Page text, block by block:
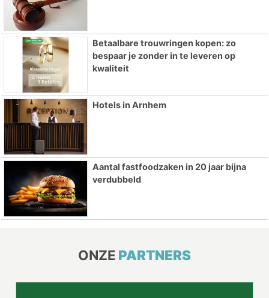
Betaalbare trouwringen kopen: zo
bespaar je zonder in te leveren op
kwaliteit
Hotels in Arnhem
Aantal fastfoodzaken in 20 jaar bijna
verdubbeld
ONZE PARTNERS